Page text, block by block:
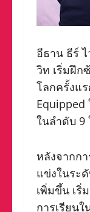
อีธาน ธีร์
วิท เริ่มฝึก
โลกครั้งแ
Equipped
ในลำดับ 9
หลังจากก
แข่งในระ
เพิ่มขึ้น เริ่
การเรียน